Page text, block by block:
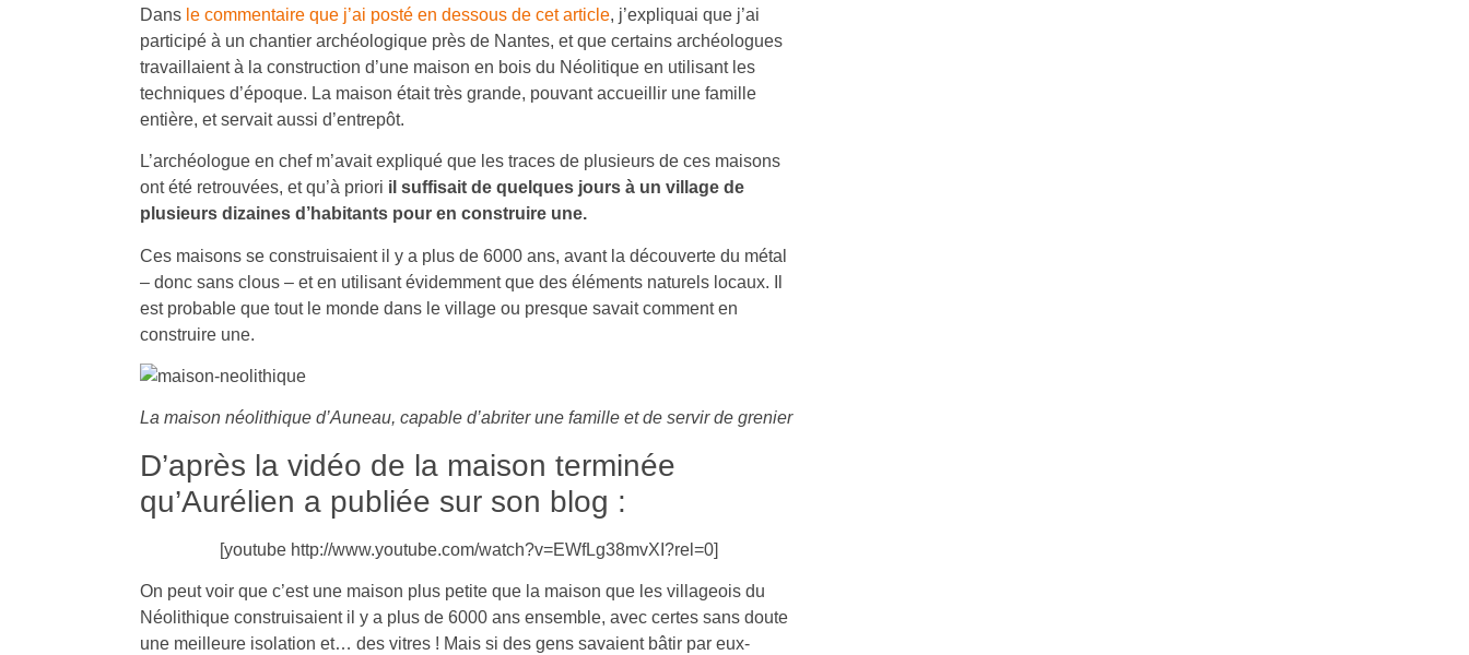
Dans le commentaire que j’ai posté en dessous de cet article, j’expliquai que j’ai
participé à un chantier archéologique près de Nantes, et que certains archéologues
travaillaient à la construction d’une maison en bois du Néolitique en utilisant les
techniques d’époque. La maison était très grande, pouvant accueillir une famille
entière, et servait aussi d’entrepôt.
L’archéologue en chef m’avait expliqué que les traces de plusieurs de ces maisons
ont été retrouvées, et qu’à priori il suffisait de quelques jours à un village de
plusieurs dizaines d’habitants pour en construire une.
Ces maisons se construisaient il y a plus de 6000 ans, avant la découverte du métal
– donc sans clous – et en utilisant évidemment que des éléments naturels locaux. Il
est probable que tout le monde dans le village ou presque savait comment en
construire une.
La maison néolithique d’Auneau, capable d’abriter une famille et de servir de grenier
D’après la vidéo de la maison terminée
qu’Aurélien a publiée sur son blog :
[youtube http://www.youtube.com/watch?v=EWfLg38mvXI?rel=0]
On peut voir que c’est une maison plus petite que la maison que les villageois du
Néolithique construisaient il y a plus de 6000 ans ensemble, avec certes sans doute
une meilleure isolation et… des vitres ! Mais si des gens savaient bâtir par eux-